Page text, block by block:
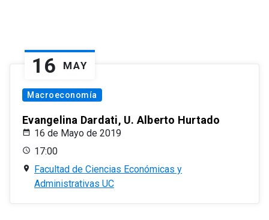
16 MAY
Macroeconomía
Evangelina Dardati, U. Alberto Hurtado
16 de Mayo de 2019
17:00
Facultad de Ciencias Económicas y
Administrativas UC